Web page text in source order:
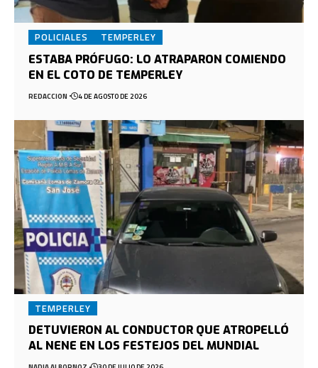
POLICIALES TEMPERLEY
ESTABA PRÓFUGO: LO ATRAPARON COMIENDO
EN EL COTO DE TEMPERLEY
REDACCION 4 DE AGOSTO DE 2026
TEMPERLEY
DETUVIERON AL CONDUCTOR QUE ATROPELLÓ
AL NENE EN LOS FESTEJOS DEL MUNDIAL